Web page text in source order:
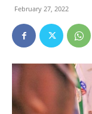
February 27, 2022